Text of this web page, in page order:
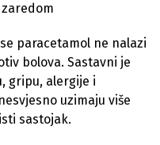
paracetamol ne nalazi
bolova. Sastavni je
gripu, alergije i
uzimaju više
sastojak.